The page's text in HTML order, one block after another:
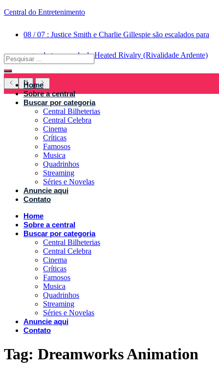
Central do Entretenimento
08 / 07 : Justice Smith e Charlie Gillespie são escalados para
segunda temporada de Heated Rivalry (Rivalidade Ardente)
Home
Sobre a central
Buscar por categoria
Central Bilheterias
Central Celebra
Cinema
Críticas
Famosos
Musica
Quadrinhos
Streaming
Séries e Novelas
Anuncie aqui
Contato
Home
Sobre a central
Buscar por categoria
Central Bilheterias
Central Celebra
Cinema
Críticas
Famosos
Musica
Quadrinhos
Streaming
Séries e Novelas
Anuncie aqui
Contato
Tag: Dreamworks Animation